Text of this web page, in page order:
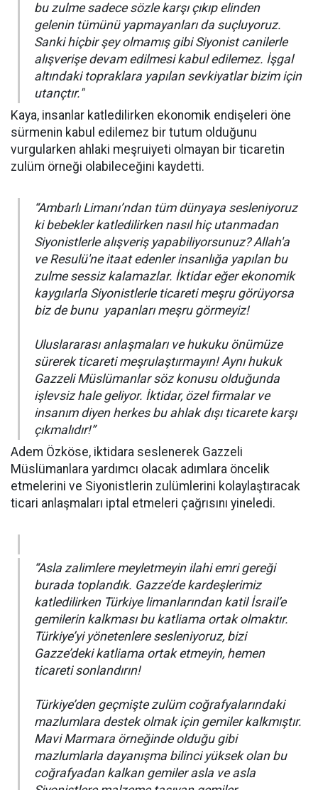
bu zulme sadece sözle karşı çıkıp elinden
gelenin tümünü yapmayanları da suçluyoruz.
Sanki hiçbir şey olmamış gibi Siyonist canilerle
alışverişe devam edilmesi kabul edilemez. İşgal
altındaki topraklara yapılan sevkiyatlar bizim için
utançtır."
Kaya, insanlar katledilirken ekonomik endişeleri öne
sürmenin kabul edilemez bir tutum olduğunu
vurgularken ahlaki meşruiyeti olmayan bir ticaretin
zulüm örneği olabileceğini kaydetti.
“Ambarlı Limanı’ndan tüm dünyaya sesleniyoruz
ki bebekler katledilirken nasıl hiç utanmadan
Siyonistlerle alışveriş yapabiliyorsunuz? Allah'a
ve Resulü'ne itaat edenler insanlığa yapılan bu
zulme sessiz kalamazlar. İktidar eğer ekonomik
kaygılarla Siyonistlerle ticareti meşru görüyorsa
biz de bunu yapanları meşru görmeyiz!
Uluslararası anlaşmaları ve hukuku önümüze
sürerek ticareti meşrulaştırmayın! Aynı hukuk
Gazzeli Müslümanlar söz konusu olduğunda
işlevsiz hale geliyor. İktidar, özel firmalar ve
insanım diyen herkes bu ahlak dışı ticarete karşı
çıkmalıdır!”
Adem Özköse, iktidara seslenerek Gazzeli
Müslümanlara yardımcı olacak adımlara öncelik
etmelerini ve Siyonistlerin zulümlerini kolaylaştıracak
ticari anlaşmaları iptal etmeleri çağrısını yineledi.
“Asla zalimlere meyletmeyin ilahi emri gereği
burada toplandık. Gazze’de kardeşlerimiz
katledilirken Türkiye limanlarından katil İsrail’e
gemilerin kalkması bu katliama ortak olmaktır.
Türkiye’yi yönetenlere sesleniyoruz, bizi
Gazze’deki katliama ortak etmeyin, hemen
ticareti sonlandırın!
Türkiye’den geçmişte zulüm coğrafyalarındaki
mazlumlara destek olmak için gemiler kalkmıştır.
Mavi Marmara örneğinde olduğu gibi
mazlumlarla dayanışma bilinci yüksek olan bu
coğrafyadan kalkan gemiler asla ve asla